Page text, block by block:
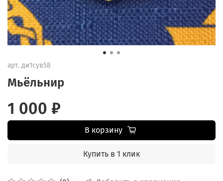
арт. ди1сув58
Мьёльнир
1 000 ₽
В корзину
Купить в 1 клик